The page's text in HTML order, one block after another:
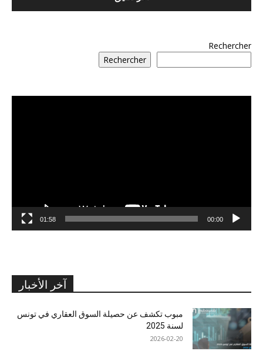
Rechercher
Rechercher
00:00
01:58
آخر الأخبار
مبوب تكشف عن حصيلة السوق العقاري في تونس
لسنة 2025
2026-02-20